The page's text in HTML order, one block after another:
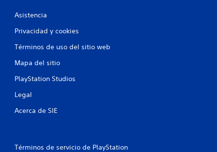
Asistencia
Privacidad y cookies
Términos de uso del sitio web
Mapa del sitio
PlayStation Studios
Legal
Acerca de SIE
Términos de servicio de PlayStation